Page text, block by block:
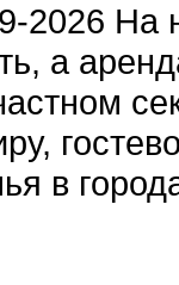
2026 На
а
в